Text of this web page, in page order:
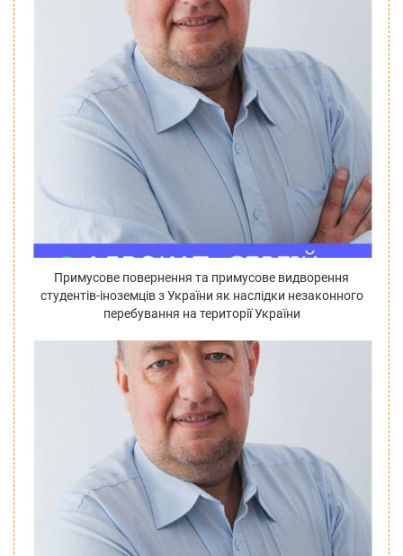
Примусове повернення та примусове видворення
студентів-іноземців з України як наслідки незаконного
перебування на території України